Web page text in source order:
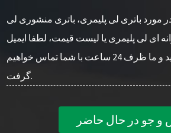
مورد باتری لی پلیمری، باتری منشوری لی
ای لی پلیمری یا لیست قیمت، لطفا ایمیل
خود را به ما بسپارید و ما ظرف 24 ساعت با شما تماس خواهیم
گرفت.
و جو در حال حاضر